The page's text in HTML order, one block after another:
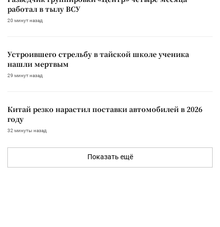
работал в тылу ВСУ
20 минут назад
Устроившего стрельбу в тайской школе ученика
нашли мертвым
29 минут назад
Китай резко нарастил поставки автомобилей в 2026
году
32 минуты назад
Показать ещё